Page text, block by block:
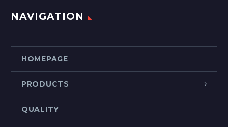
NAVIGATION
HOMEPAGE
PRODUCTS
QUALITY